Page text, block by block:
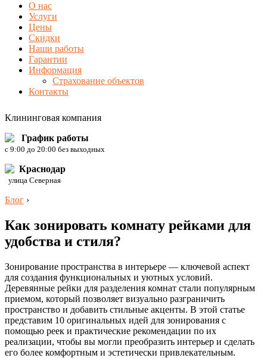
О нас
Услуги
Цены
Скидки
Наши работы
Гарантии
Информация
Страхование объектов
Контакты
Клининговая компания
График работы
c 9:00 до 20:00 без выходных
Краснодар
улица Северная
Блог ›
Как зонировать комнату рейками для
удобства и стиля?
Зонирование пространства в интерьере — ключевой аспект
для создания функциональных и уютных условий.
Деревянные рейки для разделения комнат стали популярным
приемом, который позволяет визуально разграничить
пространство и добавить стильные акценты. В этой статье
представим 10 оригинальных идей для зонирования с
помощью реек и практические рекомендации по их
реализации, чтобы вы могли преобразить интерьер и сделать
его более комфортным и эстетически привлекательным.